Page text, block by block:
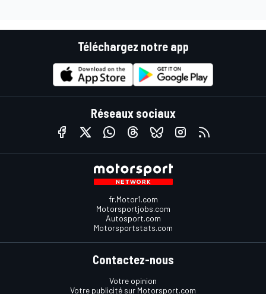
Téléchargez notre app
Réseaux sociaux
fr.Motor1.com
Motorsportjobs.com
Autosport.com
Motorsportstats.com
Contactez-nous
Votre opinion
Votre publicité sur Motorsport.com